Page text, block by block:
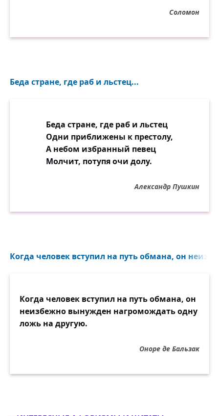
Соломон
Беда стране, где раб и льстец...
Беда стране, где раб и льстец
Одни приближены к престолу,
А небом избранный певец
Молчит, потупя очи долу.
Александр Пушкин
Когда человек вступил на путь обмана, он
Когда человек вступил на путь обмана, он
неизбежно вынужден нагромождать одну
ложь на другую.
Оноре де Бальзак